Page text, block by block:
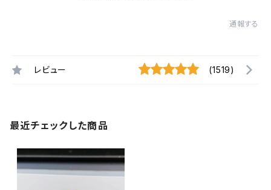
通報する
レビュー (1519)
最近チェックした商品